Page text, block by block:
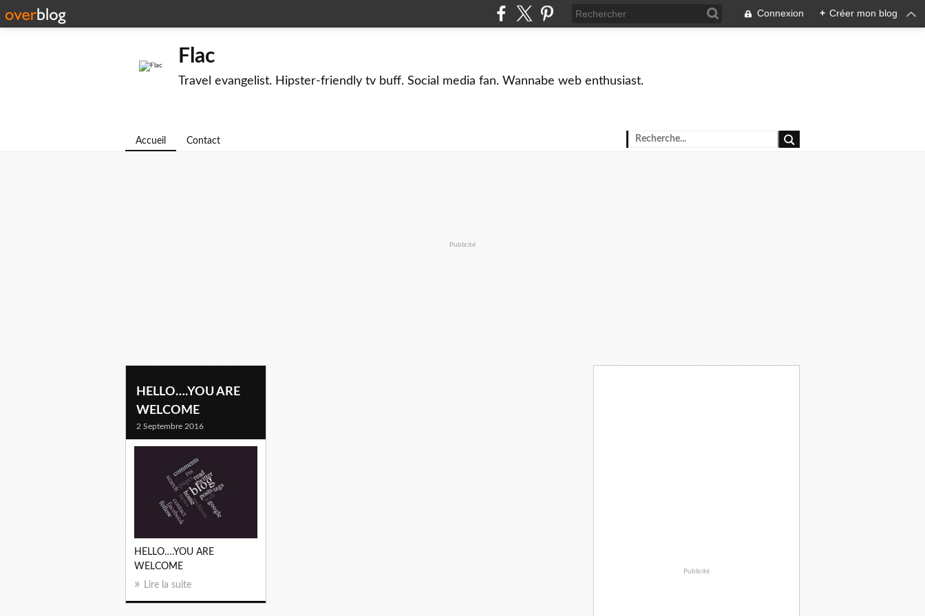
Connexion + Créer mon blog
Flac
Travel evangelist. Hipster-friendly tv buff. Social media fan. Wannabe web enthusiast.
Accueil Contact
Publicité
HELLO….YOU ARE
WELCOME
2 Septembre 2016
HELLO….YOU ARE
WELCOME
Lire la suite
Publicité